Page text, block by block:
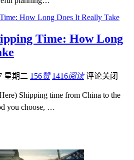
Time: How Long
星期二 156赞 1416阅读 评论关闭
Shipping time from China to the
you choose, …